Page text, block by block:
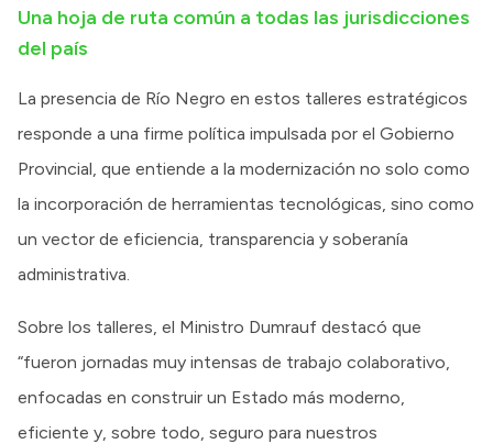
Una hoja de ruta común a todas las jurisdicciones
del país
La presencia de Río Negro en estos talleres estratégicos
responde a una firme política impulsada por el Gobierno
Provincial, que entiende a la modernización no solo como
la incorporación de herramientas tecnológicas, sino como
un vector de eficiencia, transparencia y soberanía
administrativa.
Sobre los talleres, el Ministro Dumrauf destacó que
“fueron jornadas muy intensas de trabajo colaborativo,
enfocadas en construir un Estado más moderno,
eficiente y, sobre todo, seguro para nuestros